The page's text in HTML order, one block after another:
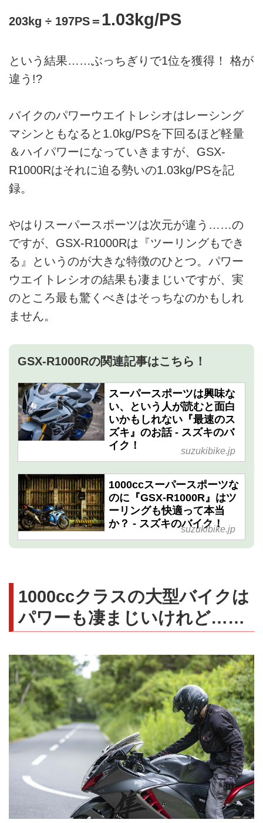
203kg ÷ 197PS＝ 1.03kg/PS
という結果……ぶっちぎりで1位を獲得！ 格が
違う!?
バイクのパワーウエイトレシオはレーシング
マシンともなると1.0kg/PSを下回るほど軽量
＆ハイパワーになっていきますが、GSX-
R1000Rはそれに迫る勢いの1.03kg/PSを記
録。
やはりスーパースポーツは次元が違う……の
ですが、GSX-R1000Rは『ツーリングもでき
る』というのが大きな特徴のひとつ。パワー
ウエイトレシオの結果も凄まじいですが、実
のところ最も驚くべきはそっちなのかもしれ
ません。
GSX-R1000Rの関連記事はこちら！
スーパースポーツは興味な
い、という人が読むと面白
いかもしれない『最速のス
ズキ』のお話 - スズキのバ
イク！
suzukibike.jp
1000ccスーパースポーツな
のに『GSX-R1000R』はツ
ーリングも快適って本当
か？ - スズキのバイク！
suzukibike.jp
1000ccクラスの大型バイクは
パワーも凄まじいけれど……